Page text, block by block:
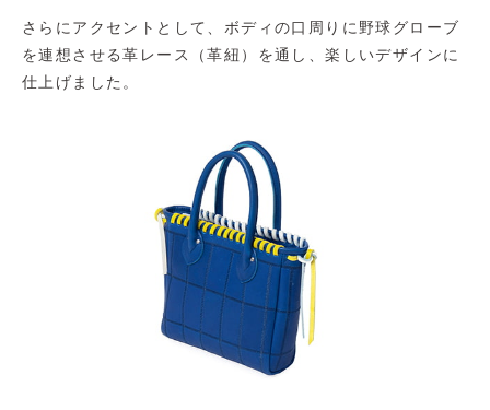
さらにアクセントとして、ボディの口周りに野球グローブ
を連想させる革レース（革紐）を通し、楽しいデザインに
仕上げました。